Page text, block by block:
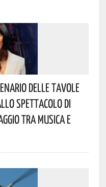
Delle Tavole
Spettacolo Di
Tra Musica E